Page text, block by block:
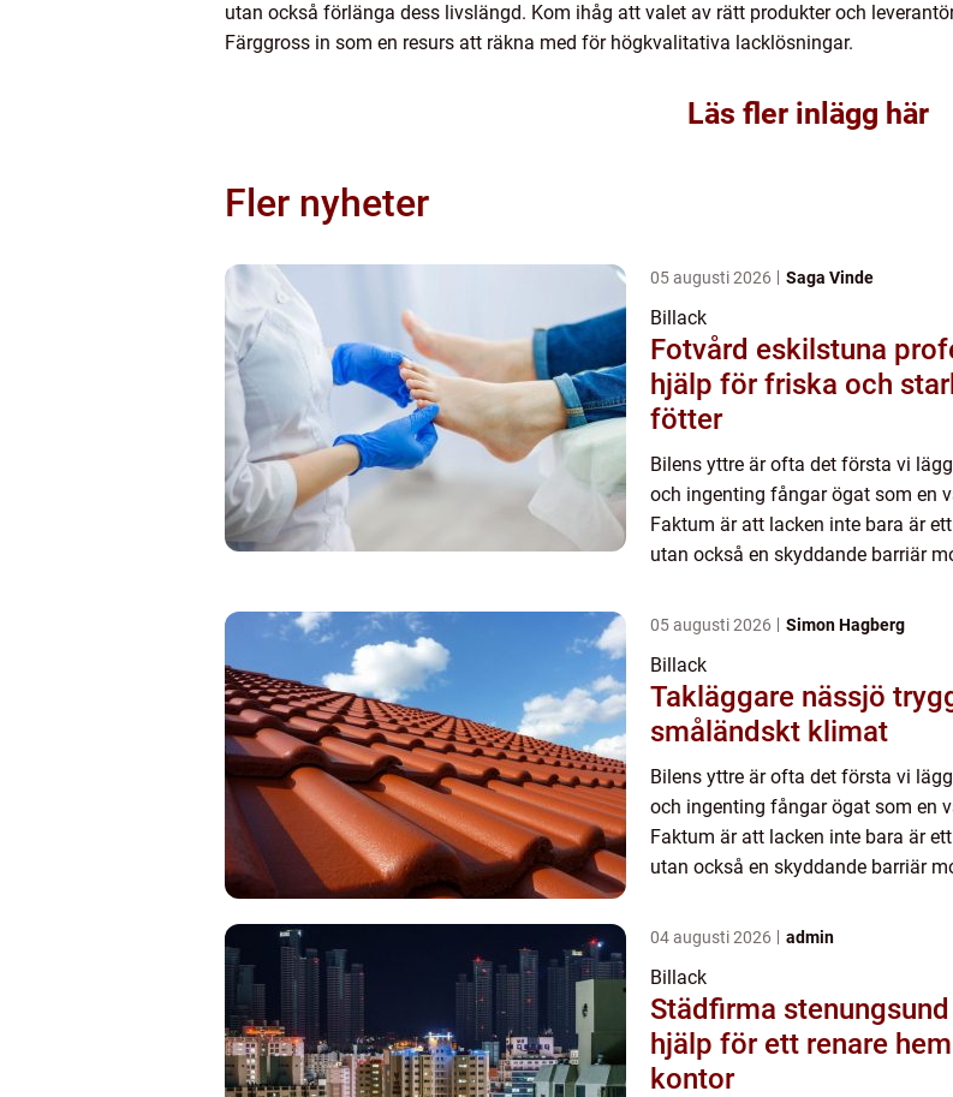
utan också förlänga dess livslängd. Kom ihåg att valet av rätt produkter och
Färggross in som en resurs att räkna med för högkvalitativa lacklösningar.
Läs fler inlägg här
Fler nyheter
05 augusti 2026 Saga Vinde
Billack
Fotvård eskilstuna professionell
hjälp för friska och
fötter
Bilens yttre är ofta det första vi
och ingenting fångar ögat som en
Faktum är att lacken inte bara är
utan också en skyddande barriär
05 augusti 2026 Simon Hagberg
Billack
Takläggare nässjö trygga tak i
småländskt klimat
Bilens yttre är ofta det första vi
och ingenting fångar ögat som en
Faktum är att lacken inte bara är
utan också en skyddande barriär
04 augusti 2026 admin
Billack
Städfirma stenungsund trygg
hjälp för ett renare
kontor